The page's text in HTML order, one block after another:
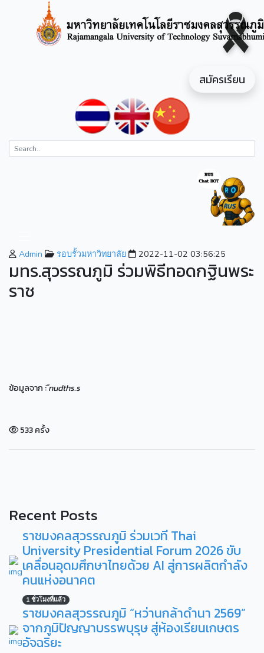
สมัครเรียน
Admin รอบรั้วมหาวิทยาลัย 2022-11-02 03:56:25
มทร.สุวรรณภูมิ ร่วมพิธีทอดกฐินพระ
ราช
ข้อมูลจาก :ืnudths.s
533 ครั้ง
Recent Posts
ราชมงคลสุวรรณภูมิ ร่วมเวที Thai
University Presidential Forum 2026 ขับ
เคลื่อนอุดมศึกษาไทยด้วย AI สู่การผลิตกำลัง
คนแห่งอนาคต
1 ชั่วโมงที่แล้ว
ราชมงคลสุวรรณภูมิ “หว่านกล้าดำนา 2569”
จากภูมิปัญญาบรรพบุรุษ สู่ห้องเรียนเกษตร
อัจฉริยะ